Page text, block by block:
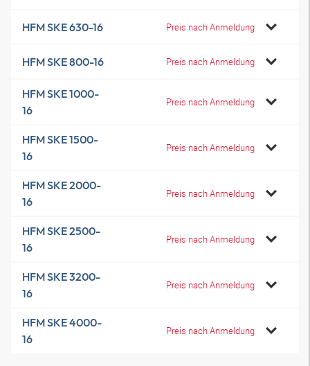
HFM SKE 630-16 Preis nach Anmeldung
HFM SKE 800-16 Preis nach Anmeldung
HFM SKE 1000-
16
Preis nach Anmeldung
HFM SKE 1500-
16
Preis nach Anmeldung
HFM SKE 2000-
16
Preis nach Anmeldung
HFM SKE 2500-
16
Preis nach Anmeldung
HFM SKE 3200-
16
Preis nach Anmeldung
HFM SKE 4000-
16
Preis nach Anmeldung